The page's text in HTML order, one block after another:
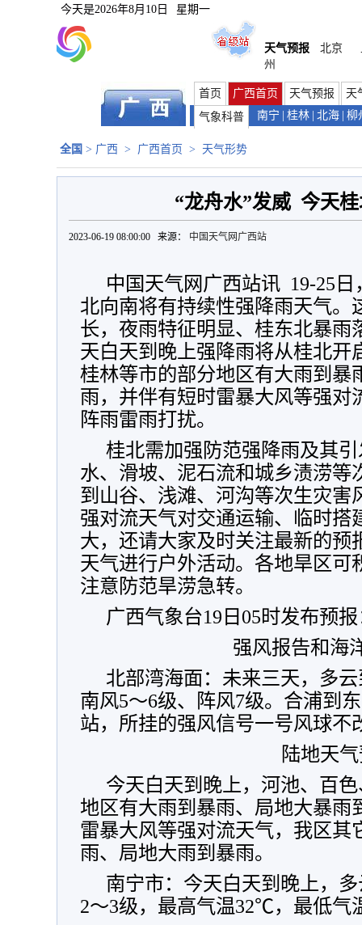
今天是2026年8月10日 星期一
天气预报 北京
州
首页 广西首页 天气预报
天
气象科普
南宁 桂林 北海 柳
全国 > 广西 > 广西首页 > 天气形势
“龙舟水”发威 今天
2023-06-19 08:00:00 来源： 中国天气网广西站
中国天气网广西站讯 19-25
北向南将有持续性强降雨天气。
长，夜雨特征明显、桂东北暴雨
天白天到晚上强降雨将从桂北开
桂林等市的部分地区有大雨到暴
雨，并伴有短时雷暴大风等强对
阵雨雷雨打扰。
桂北需加强防范强降雨及其
水、滑坡、泥石流和城乡渍涝等
到山谷、浅滩、河沟等次生灾害
强对流天气对交通运输、临时搭
大，还请大家及时关注最新的预
天气进行户外活动。各地旱区可
注意防范旱涝急转。
广西气象台19日05时发布预
强风报告和海
北部湾海面：未来三天，多
南风5～6级、阵风7级。合浦到
站，所挂的强风信号一号风球不
陆地天
今天白天到晚上，河池、百
地区有大雨到暴雨、局地大暴雨
雷暴大风等强对流天气，我区其
雨、局地大雨到暴雨。
南宁市：今天白天到晚上，
2～3级，最高气温32℃，最低气